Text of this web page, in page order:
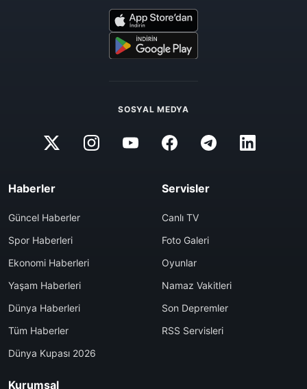
SOSYAL MEDYA
Haberler
Güncel Haberler
Spor Haberleri
Ekonomi Haberleri
Yaşam Haberleri
Dünya Haberleri
Tüm Haberler
Dünya Kupası 2026
Servisler
Canlı TV
Foto Galeri
Oyunlar
Namaz Vakitleri
Son Depremler
RSS Servisleri
Kurumsal